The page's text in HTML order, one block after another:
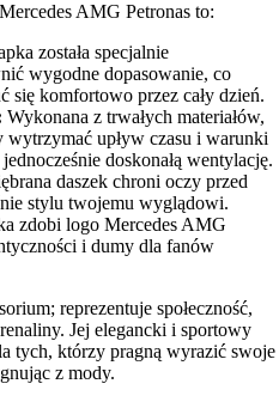
AMG Petronas to:
została specjalnie
wygodne dopasowanie, co
się komfortowo przez cały dzień.
Wykonana z trwałych materiałów,
wytrzymać upływ czasu i warunki
doskonałą wentylację.
daszek chroni oczy przed
stylu twojemu wyglądowi.
zdobi logo Mercedes AMG
i dumy dla fanów
reprezentuje społeczność,
Jej elegancki i sportowy
tych, którzy pragną wyrazić swoje
z mody.